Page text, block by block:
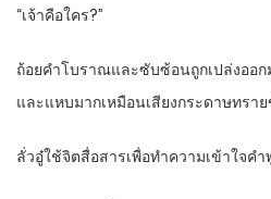
“เจ้าคือใคร?”
ถ้อยคำโบราณและซับซ้อนถูกเปล่งออก
และแหบมากเหมือนเสียงกระดาษทรา
ลั่วอู๋ใช้จิตสื่อสารเพื่อทำความเข้าใจค